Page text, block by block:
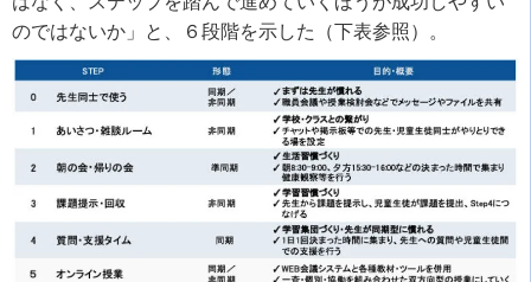
のではないか」と、６段階を示した（下表参照）。